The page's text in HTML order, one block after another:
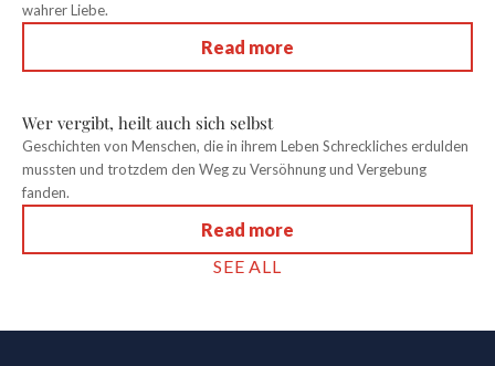
wahrer Liebe.
Read more
Wer vergibt, heilt auch sich selbst
Geschichten von Menschen, die in ihrem Leben Schreckliches erdulden
mussten und trotzdem den Weg zu Versöhnung und Vergebung
fanden.
Read more
SEE ALL